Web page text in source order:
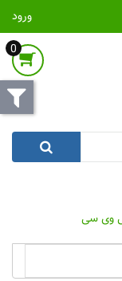
ورود
0
وی سی